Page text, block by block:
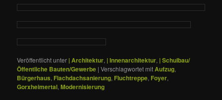
Veröffentlicht unter | Architektur, | Innenarchitektur, | Schulbau/
Öffentliche Bauten/Gewerbe |Verschlagwortet mitAufzug,
Bürgerhaus, Flachdachsanierung, Fluchtreppe, Foyer,
Gorxheimertal,Modernisierung